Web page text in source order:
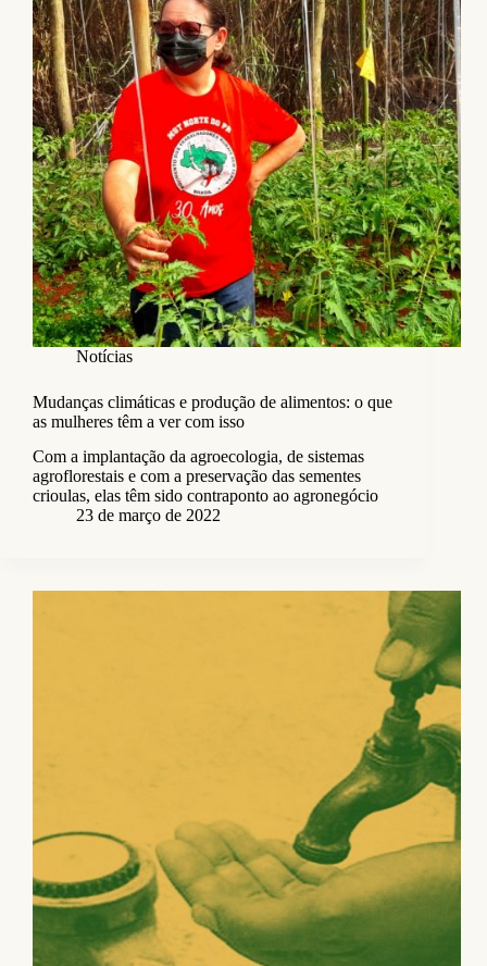
Notícias
Mudanças climáticas e produção de alimentos: o que
as mulheres têm a ver com isso
Com a implantação da agroecologia, de sistemas
agroflorestais e com a preservação das sementes
crioulas, elas têm sido contraponto ao agronegócio
23 de março de 2022